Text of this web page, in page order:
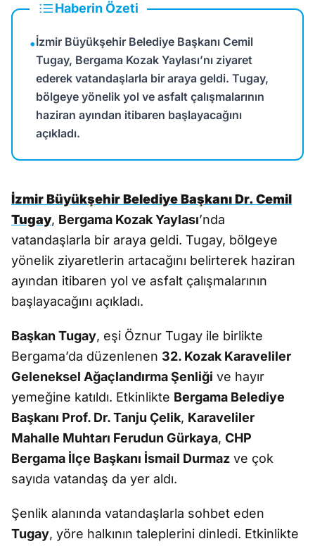
Haberin Özeti
•İzmir Büyükşehir Belediye Başkanı Cemil
Tugay, Bergama Kozak Yaylası’nı ziyaret
ederek vatandaşlarla bir araya geldi. Tugay,
bölgeye yönelik yol ve asfalt çalışmalarının
haziran ayından itibaren başlayacağını
açıkladı.
İzmir Büyükşehir Belediye Başkanı Dr. Cemil
Tugay, Bergama Kozak Yaylası’nda
vatandaşlarla bir araya geldi. Tugay, bölgeye
yönelik ziyaretlerin artacağını belirterek haziran
ayından itibaren yol ve asfalt çalışmalarının
başlayacağını açıkladı.
Başkan Tugay, eşi Öznur Tugay ile birlikte
Bergama’da düzenlenen 32. Kozak Karaveliler
Geleneksel Ağaçlandırma Şenliği ve hayır
yemeğine katıldı. Etkinlikte Bergama Belediye
Başkanı Prof. Dr. Tanju Çelik, Karaveliler
Mahalle Muhtarı Ferudun Gürkaya, CHP
Bergama İlçe Başkanı İsmail Durmaz ve çok
sayıda vatandaş da yer aldı.
Şenlik alanında vatandaşlarla sohbet eden
Tugay, yöre halkının taleplerini dinledi. Etkinlikte